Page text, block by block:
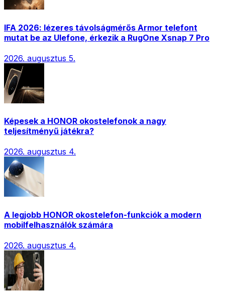
IFA 2026: lézeres távolságmérős Armor telefont
mutat be az Ulefone, érkezik a RugOne Xsnap 7 Pro
2026. augusztus 5.
Képesek a HONOR okostelefonok a nagy
teljesítményű játékra?
2026. augusztus 4.
A legjobb HONOR okostelefon-funkciók a modern
mobilfelhasználók számára
2026. augusztus 4.